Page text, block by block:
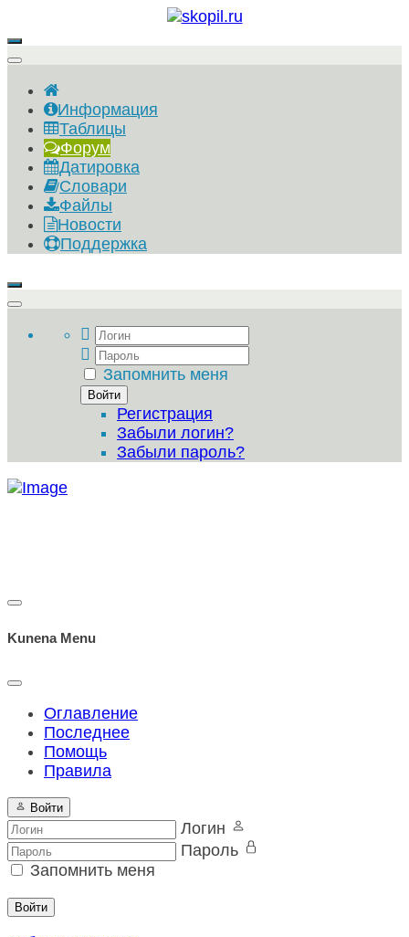
Информация
Таблицы
Форум
Датировка
Словари
Файлы
Новости
Поддержка
Запомнить меня
Войти
Регистрация
Забыли логин?
Забыли пароль?
Kunena Menu
Оглавление
Последнее
Помощь
Правила
Войти
Логин
Пароль
Запомнить меня
Войти